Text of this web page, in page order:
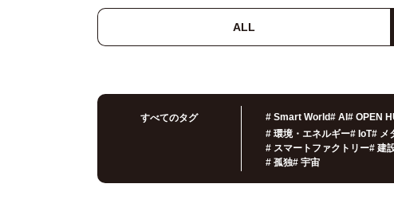
ALL
すべてのタグ # Smart World# AI # OPEN
# 環境・エネルギー# IoT# メ
# スマートファクトリー# 建
# 孤独# 宇宙